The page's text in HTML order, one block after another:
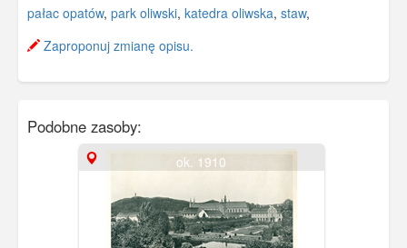
pałac opatów, park oliwski, katedra oliwska, staw,
Zaproponuj zmianę opisu.
Podobne zasoby:
ok. 1910